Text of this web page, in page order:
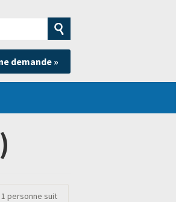
Soumettre
la
recherche
demande »
1 personne suit